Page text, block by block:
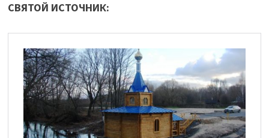
СВЯТОЙ ИСТОЧНИК: